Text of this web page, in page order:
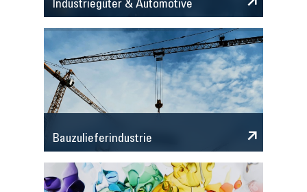
Industriegüter & Automotive
Bauzulieferindustrie